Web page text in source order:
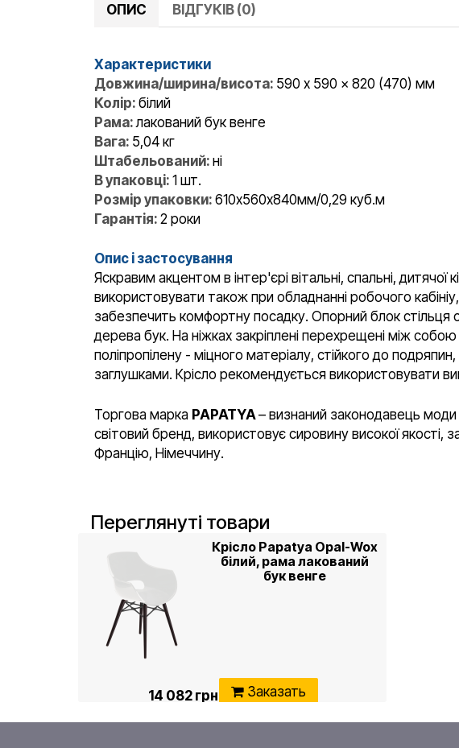
ОПИС ВІДГУКІВ (0)
Характеристики
Довжина/ширина/висота: 590 x 590 x 820 (470) мм
Колір: білий
Рама: лакований бук венге
Вага: 5,04 кг
Штабельований: ні
В упаковці: 1 шт.
Розмір упаковки: 610х560х840мм/0,29 куб.м
Гарантія: 2 роки
Опис і застосування
Яскравим акцентом в інтер'єрі вітальні, спальні,
використовувати також при обладнанні робочого
забезпечить комфортну посадку. Опорний блок стільця
дерева бук. На ніжках закріплені перехрещені між
поліпропілену - міцного матеріалу, стійкого до
заглушками. Крісло рекомендується використовувати
Торгова марка PAPATYA– визнаний законодавець моди
світовий бренд, використовує сировину високої якості,
Францію, Німеччину.
Переглянуті товари
Крісло Papatya Opal-Wox
білий, рама лакований
бук венге
14 082 грн Заказать